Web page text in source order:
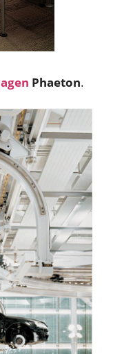
Phaeton.